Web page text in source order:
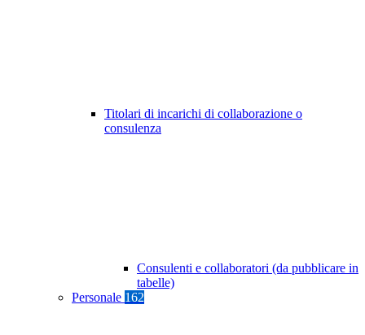
Titolari di incarichi di collaborazione o
consulenza
Consulenti e collaboratori (da pubblicare in
tabelle)
Personale 162